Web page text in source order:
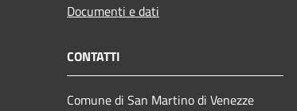
Documenti e dati
CONTATTI
Comune di San Martino di Venezze